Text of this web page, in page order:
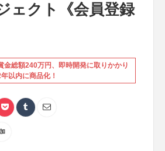
ェクト《会員登録
金総額240万円、即時開発に取りかかり
以内に商品化！